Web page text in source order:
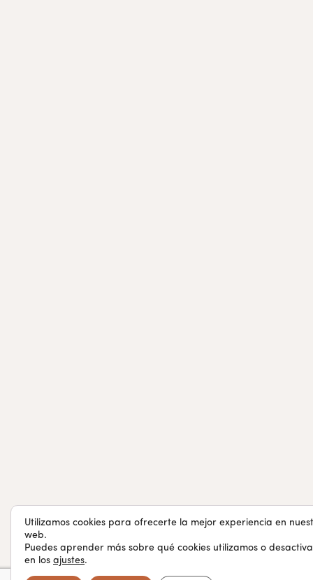
Utilizamos cookies para ofrecerte la mejor experiencia en
web.
Puedes aprender más sobre qué cookies utilizamos o
en los ajustes.